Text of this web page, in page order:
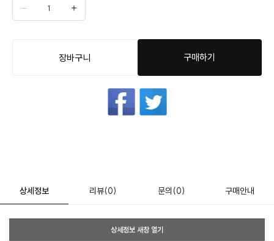
장바구니 구매하기
상세정보 리뷰(0) 문의 (0) 구매안내
상세정보 새창 열기